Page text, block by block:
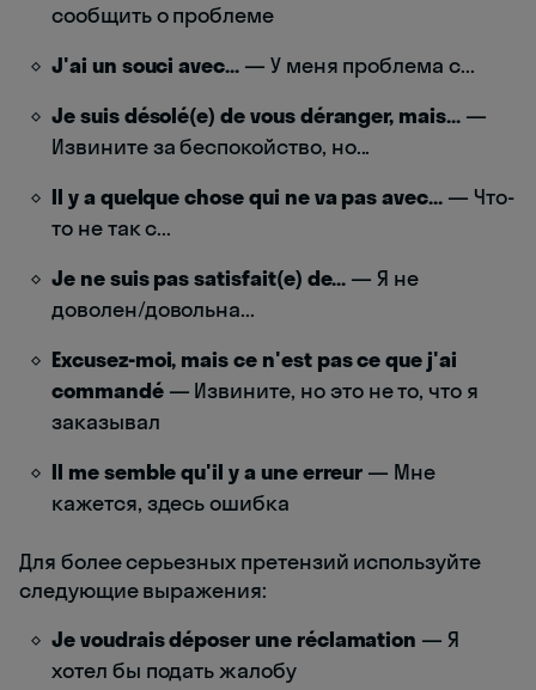
сообщить о проблеме
J'ai un souci avec...— У меня проблема с...
Je suis désolé(e) de vous déranger, mais...—
Извините за беспокойство, но...
Il y a quelque chose qui ne va pas avec...— Что-
то не так с...
Je ne suis pas satisfait(e) de... — Я не
доволен/довольна...
Excusez-moi, mais ce n'est pas ce que j'ai
commandé— Извините, но это не то, что я
заказывал
Il me semble qu'il y a une erreur — Мне
кажется, здесь ошибка
Для более серьезных претензий используйте
следующие выражения:
Je voudrais déposer une réclamation — Я
хотел бы подать жалобу